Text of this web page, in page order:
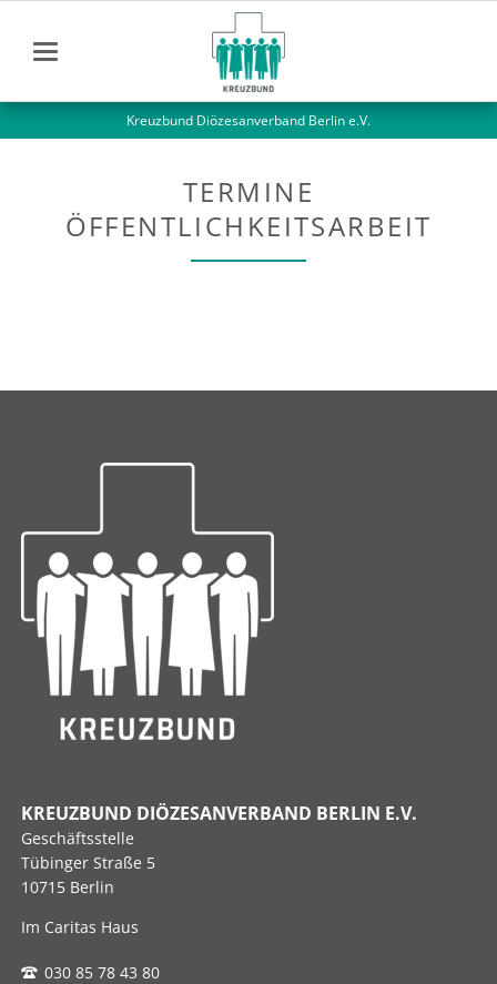
Kreuzbund Diözesanverband Berlin e.V.
TERMINE
ÖFFENTLICHKEITSARBEIT
KREUZBUND DIÖZESANVERBAND BERLIN E.V.
Geschäftsstelle
Tübinger Straße 5
10715 Berlin
Im Caritas Haus
030 85 78 43 80